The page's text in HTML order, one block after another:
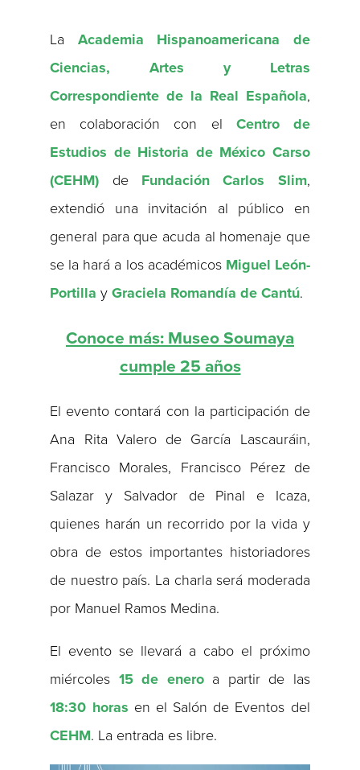
La Academia Hispanoamericana de
Ciencias, Artes y Letras
Correspondiente de la Real Española,
en colaboración con el Centro de
Estudios de Historia de México Carso
(CEHM) de Fundación Carlos Slim,
extendió una invitación al público en
general para que acuda al homenaje que
se la hará a los académicos Miguel León-
Portilla yGraciela Romandía de Cantú.
Conoce más: Museo Soumaya
cumple 25 años
El evento contará con la participación de
Ana Rita Valero de García Lascauráin,
Francisco Morales, Francisco Pérez de
Salazar y Salvador de Pinal e Icaza,
quienes harán un recorrido por la vida y
obra de estos importantes historiadores
de nuestro país. La charla será moderada
por Manuel Ramos Medina.
El evento se llevará a cabo el próximo
miércoles 15 de eneroa partir de las
18:30 horas en el Salón de Eventos del
CEHM. La entrada es libre.